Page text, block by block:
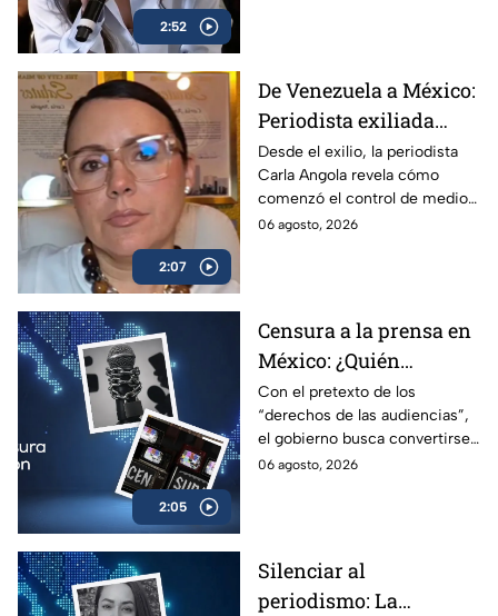
2:52
2:07
De Venezuela a México:
Periodista exiliada
alerta sobre los
peligros de censurar a
la prensa
Desde el exilio, la periodista
Carla Angola revela cómo
comenzó el control de medios
en Venezuela y por qué México
06 agosto, 2026
2:05
Censura a la prensa en
México: ¿Quién
sancionará las
mentiras oficiales del
gobierno?
Con el pretexto de los
“derechos de las audiencias”,
el gobierno busca convertirse
en el árbitro supremo de la
06 agosto, 2026
Silenciar al
periodismo: La